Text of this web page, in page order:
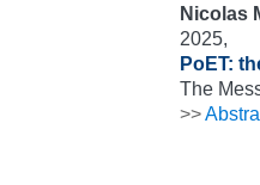
Nicolas
2025,
PoET:
The
>>